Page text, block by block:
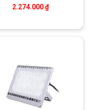
2.274.000₫